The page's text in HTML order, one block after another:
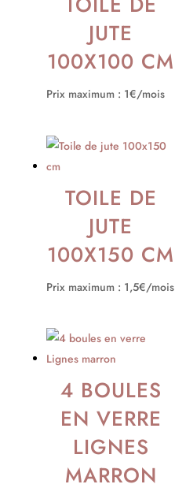
JUTE
100X100 CM
Prix maximum : 1€/mois
TOILE DE
JUTE
100X150 CM
Prix maximum : 1,5€/mois
4 BOULES
EN VERRE
LIGNES
MARRON